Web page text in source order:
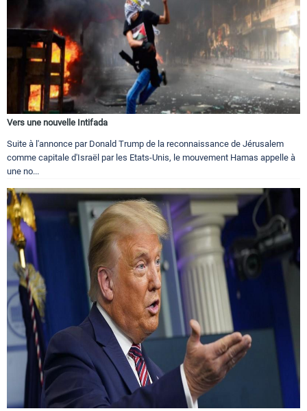
Vers une nouvelle Intifada
Suite à l'annonce par Donald Trump de la reconnaissance de Jérusalem
comme capitale d'Israël par les Etats-Unis, le mouvement Hamas appelle à
une no...